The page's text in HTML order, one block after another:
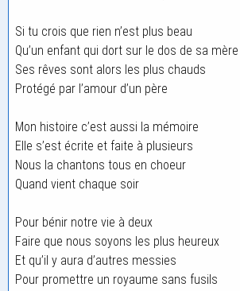
Si tu crois que rien n’est plus beau
Qu’un enfant qui dort sur le dos de sa mère
Ses rêves sont alors les plus chauds
Protégé par l’amour d’un père
Mon histoire c’est aussi la mémoire
Elle s’est écrite et faite à plusieurs
Nous la chantons tous en choeur
Quand vient chaque soir
Pour bénir notre vie à deux
Faire que nous soyons les plus heureux
Et qu’il y aura d’autres messies
Pour promettre un royaume sans fusils